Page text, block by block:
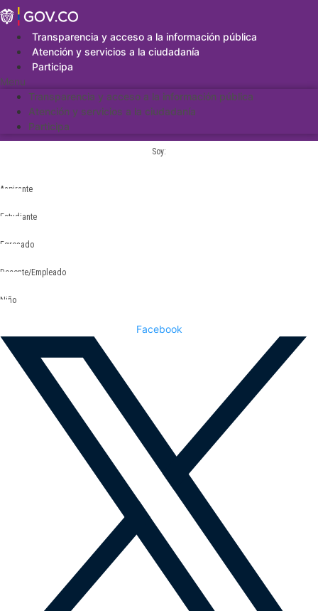
Saltar
al
contenidoTransparencia y acceso a la información pública
Atención y servicios a la ciudadanía
Participa
Menu
Transparencia y acceso a la información pública
Atención y servicios a la ciudadanía
Participa
Soy:
Aspirante
Estudiante
Egresado
Docente/Empleado
Niño
Facebook